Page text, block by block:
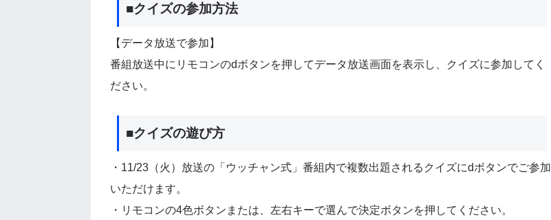
■クイズの参加方法
【データ放送で参加】
番組放送中にリモコンのdボタンを押してデータ放送画面を表示し、クイズに参加してく
ださい。
■クイズの遊び方
・11/23（火）放送の「ウッチャン式」番組内で複数出題されるクイズにdボタンでご参加
いただけます。
・リモコンの4色ボタンまたは、左右キーで選んで決定ボタンを押してください。